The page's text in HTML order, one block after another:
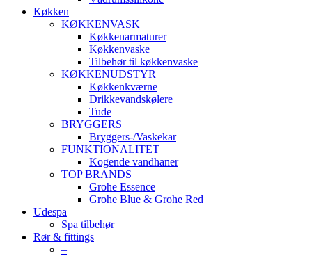
Køkken
KØKKENVASK
Køkkenarmaturer
Køkkenvaske
Tilbehør til køkkenvaske
KØKKENUDSTYR
Køkkenkværne
Drikkevandskølere
Tude
BRYGGERS
Bryggers-/Vaskekar
FUNKTIONALITET
Kogende vandhaner
TOP BRANDS
Grohe Essence
Grohe Blue & Grohe Red
Udespa
Spa tilbehør
Rør & fittings
–